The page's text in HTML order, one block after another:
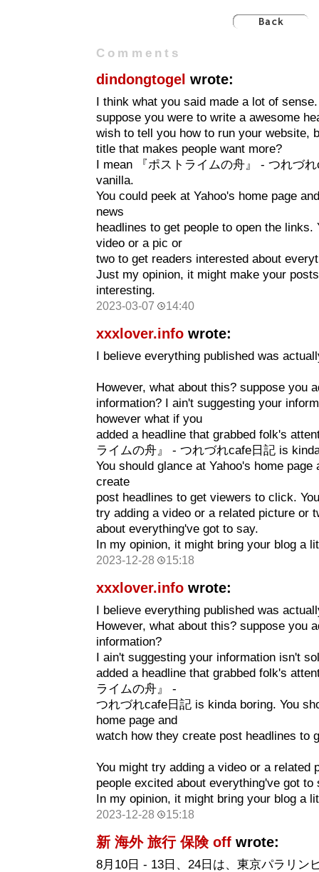
Comments
dindongtogel wrote:
I think what you said made a lot of
suppose you were to write a awesome
wish to tell you how to run your website,
title that makes people want more?
I mean 『ポストライムの舟』 - つれづ
vanilla.
You could peek at Yahoo's home page
news
headlines to get people to open the links.
video or a pic or
two to get readers interested about
Just my opinion, it might make your
interesting.
2023-03-07 14:40
xxxlover.info wrote:
I believe everything published was
However, what about this? suppose you
information? I ain't suggesting your
however what if you
added a headline that grabbed folk's
ライムの舟』 - つれづれcafe日記 is
You should glance at Yahoo's home page
create
post headlines to get viewers to click.
try adding a video or a related picture or
about everything've got to say.
In my opinion, it might bring your blog a
2023-12-28 15:18
xxxlover.info wrote:
I believe everything published was
However, what about this? suppose you
information?
I ain't suggesting your information isn't
added a headline that grabbed folk's
ライムの舟』 -
つれづれcafe日記 is kinda boring. You
home page and
watch how they create post headlines to
You might try adding a video or a related
people excited about everything've got to
In my opinion, it might bring your blog a
2023-12-28 15:18
新 海外 旅行 保険 off wrote:
8月10日 - 13日、24日は、東京パラリン